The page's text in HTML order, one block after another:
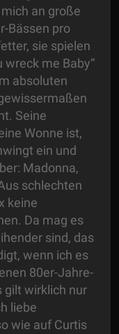
an große
Bässen pro
sie spielen
wreck me Baby“
absoluten
Seine
Wonne ist,
ein und
Madonna,
schlechten
keine
Da mag es
sind, das
wenn ich es
80er-Jahre-
gilt wirklich nur
liebe
wie auf Curtis